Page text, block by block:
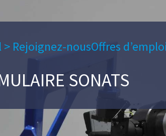
> Rejoignez-nousOffres d’emploi
SONATS